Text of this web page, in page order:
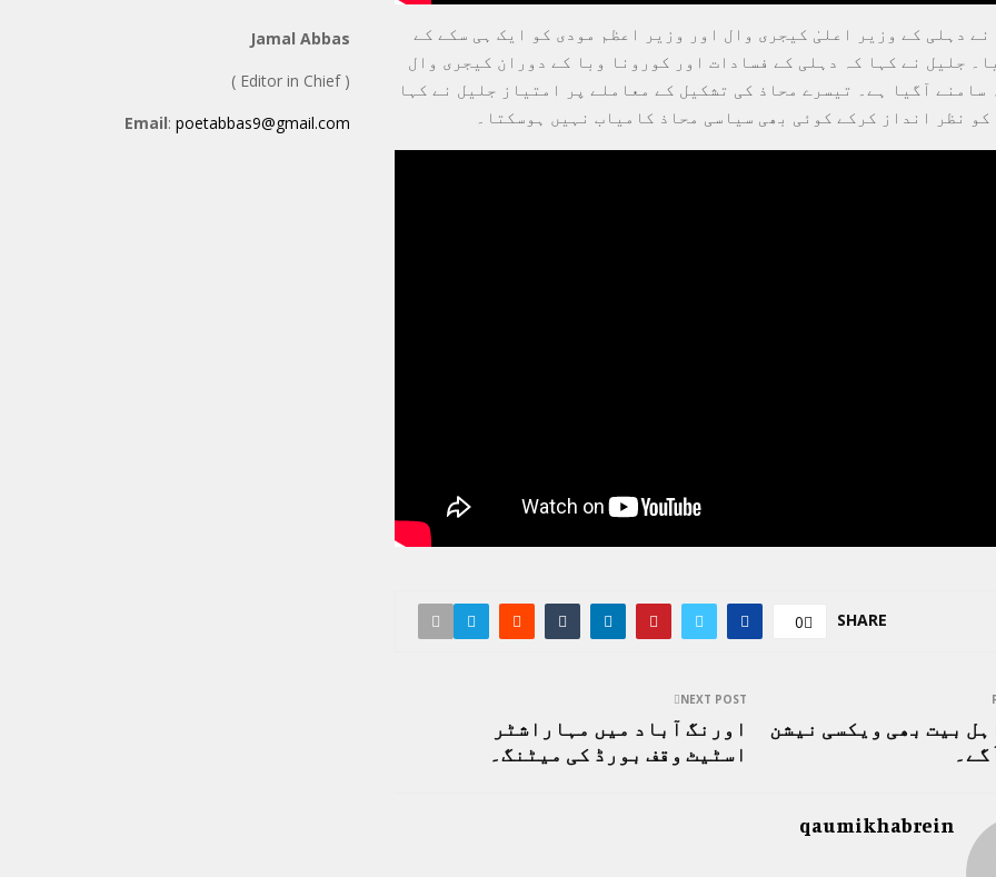
نے دہلی کے وزیر اعلیٰ کیجری وال اور وزیر اعظم مودی کو ایک ہی سکے کے
جلیل نے کہا کہ دہلی کے فسادات اور کورونا وبا کے دوران کیجری وال
سامنے آگیا ہے۔ تیسرے محاذ کی تشکیل کے معاملے پر امتیاز جلیل نے کہا
نظر انداز کرکے کوئی بھی سیاسی محاذ کامیاب نہیں ہوسکتا۔
SHARE
0
بیت بھی ویکسی نیشن
NEXT POST
اورنگ آباد میں مہاراشٹر
اسٹیٹ وقف بورڈ کی میٹنگ۔
qaumikhabrein
Jamal Abbas
( Editor in Chief )
Email: poetabbas9@gmail.com